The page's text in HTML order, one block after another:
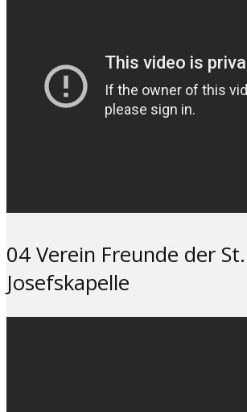
04 Verein Freunde der St.
Josefskapelle